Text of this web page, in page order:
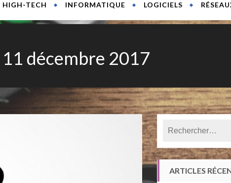
HIGH-TECH INFORMATIQUE LOGICIELS
11 décembre 2017
ARTICLES